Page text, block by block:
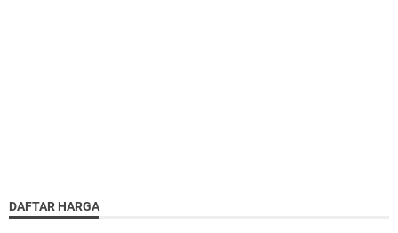
DAFTAR HARGA